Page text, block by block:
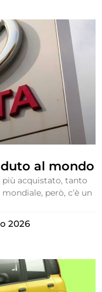
al mondo
più acquistato, tanto
però, c’è un
2026